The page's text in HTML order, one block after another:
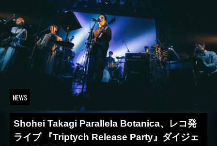
NEWS
Shohei Takagi Parallela Botanica、レコ発
ライブ 『Triptych Release Party』ダイジェ